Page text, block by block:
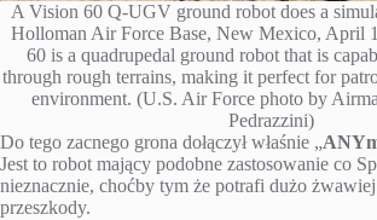
A Vision 60 Q-UGV ground robot does a
Holloman Air Force Base, New Mexico, April
60 is a quadrupedal ground robot that is
through rough terrains, making it perfect for
environment. (U.S. Air Force photo by
Pedrazzini)
Do tego zacnego grona dołączył właśnie „
Jest to robot mający podobne zastosowanie co
nieznacznie, choćby tym że potrafi dużo
przeszkody.